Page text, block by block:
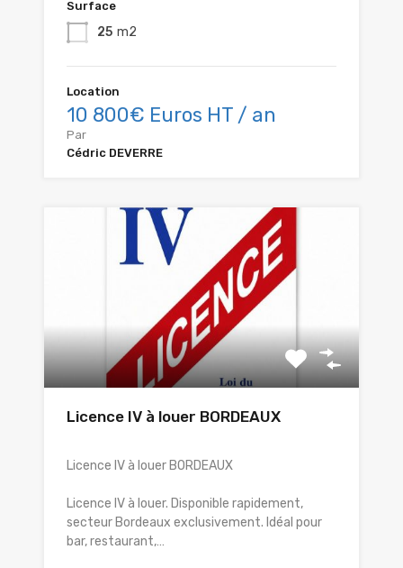
Surface
25 m2
Location
10 800€ Euros HT / an
Par
Cédric DEVERRE
Licence IV à louer BORDEAUX
Licence IV à louer BORDEAUX
Licence IV à louer. Disponible rapidement,
secteur Bordeaux exclusivement. Idéal pour
bar, restaurant,…